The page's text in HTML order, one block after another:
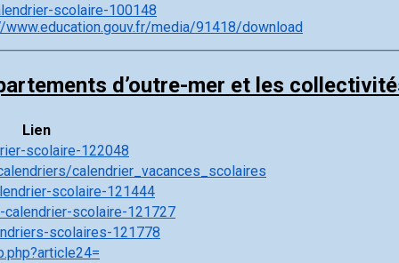
scolaire-100148
www.education.gouv.fr/media/91418/download
d’outre-mer et les
Lien
scolaire-122048
calendrier_vacances_scolaires
scolaire-121444
scolaire-121727
scolaires-121778